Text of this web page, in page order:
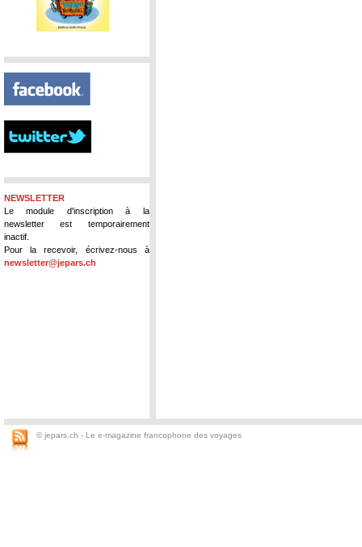
NEWSLETTER
Le module d'inscription à la
newsletter est temporairement
inactif.
Pour la recevoir, écrivez-nous à
newsletter@jepars.ch
© jepars.ch - Le e-magazine francophone des voyages